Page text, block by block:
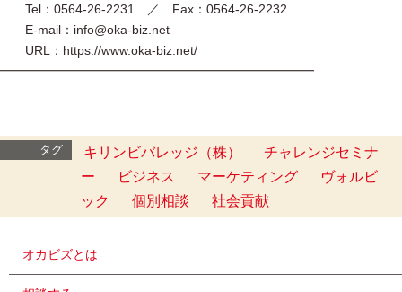
Tel：0564-26-2231 ／ Fax：0564-26-2232
E-mail：info@oka-biz.net
URL：https://www.oka-biz.net/
━━━━━━━━━━━━━━━━━━━━━━━━━
タグ キリンビバレッジ（株）
チャレンジセミナ
ー
ビジネス マーケティング
ヴォルビ
ック
個別相談 社会貢献
オカビズとは